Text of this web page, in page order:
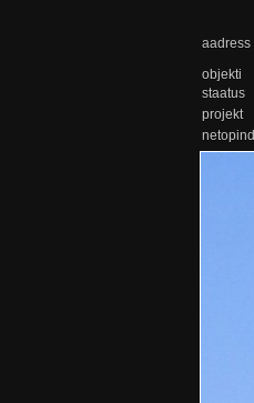
aadress
objekti
staatus
projekt
netopind